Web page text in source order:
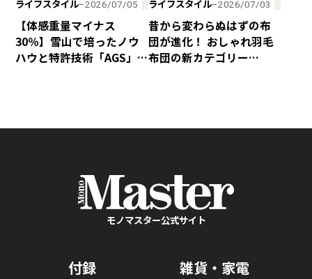
ライフスタイル 2026/07/05
【体感重量マイナス
30％】雪山で培ったノウ
ハウと特許技術「AGS」
ライフスタイル 2026/07/03
昔から変わらぬはずの布
団が進化！ おしゃれ羽毛
布団の新カテゴリー
モノマスター公式サイト
付録
雑貨・家電